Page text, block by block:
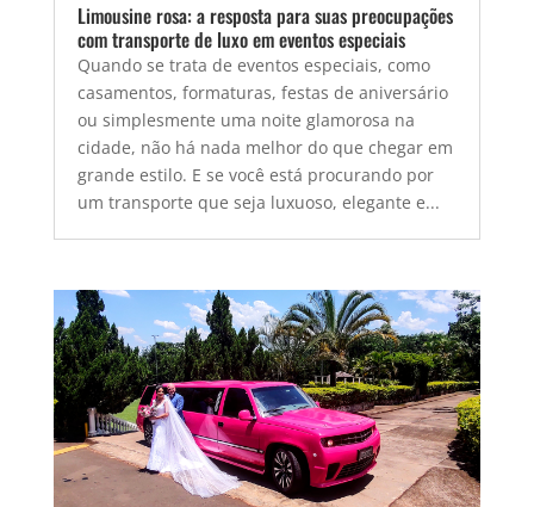
Limousine rosa: a resposta para suas preocupações
com transporte de luxo em eventos especiais
Quando se trata de eventos especiais, como
casamentos, formaturas, festas de aniversário
ou simplesmente uma noite glamorosa na
cidade, não há nada melhor do que chegar em
grande estilo. E se você está procurando por
um transporte que seja luxuoso, elegante e...